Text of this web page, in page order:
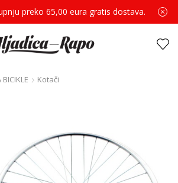
preko 65,00 eura gratis dostava.
BICIKLE Kotači